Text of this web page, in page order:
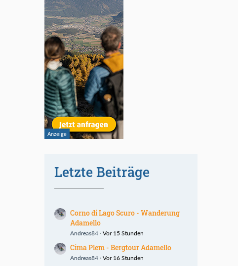
Letzte Beiträge
Corno di Lago Scuro - Wanderung
Adamello
Andreas84 Vor 15 Stunden
Cima Plem - Bergtour Adamello
Andreas84 Vor 16 Stunden